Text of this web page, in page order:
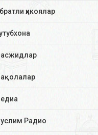
ҳикоялар
Радио